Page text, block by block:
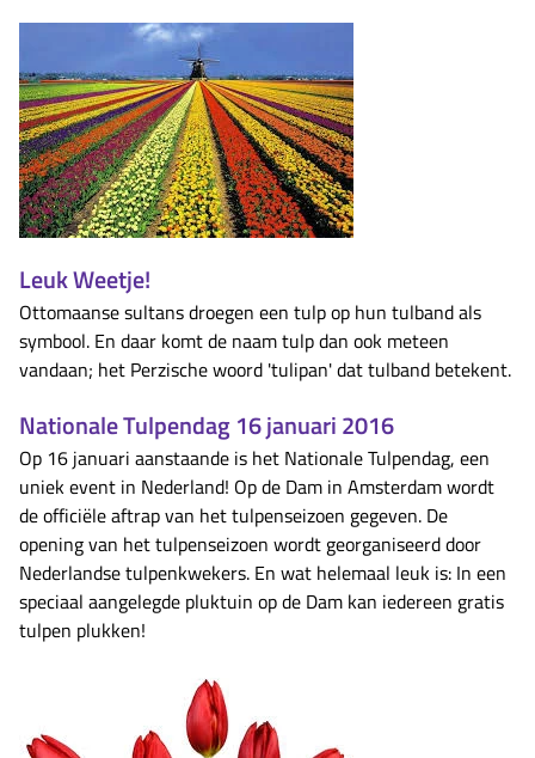
Leuk Weetje!
Ottomaanse sultans droegen een tulp op hun tulband als
symbool. En daar komt de naam tulp dan ook meteen
vandaan; het Perzische woord 'tulipan' dat tulband betekent.
Nationale Tulpendag 16 januari 2016
Op 16 januari aanstaande is het Nationale Tulpendag, een
uniek event in Nederland! Op de Dam in Amsterdam wordt
de officiële aftrap van het tulpenseizoen gegeven. De
opening van het tulpenseizoen wordt georganiseerd door
Nederlandse tulpenkwekers. En wat helemaal leuk is: In een
speciaal aangelegde pluktuin op de Dam kan iedereen gratis
tulpen plukken!